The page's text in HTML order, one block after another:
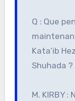
Q : Que
Kata’ib
Shuhada ?
M. KIRBY